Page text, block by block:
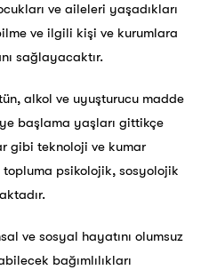
ve aileleri yaşadıkları
ve ilgili kişi ve kurumlara
sağlayacaktır.
alkol ve uyuşturucu madde
başlama yaşları gittikçe
gibi teknoloji ve kumar
topluma psikolojik, sosyolojik
ve sosyal hayatını olumsuz
bağımlılıkları